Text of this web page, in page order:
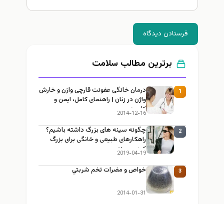
فرستادن دیدگاه
برترین مطالب سلامت
1
درمان خانگی عفونت قارچی واژن و خارش
واژن در زنان | راهنمای کامل، ایمن و
کاربردی
2014-12-16
2
چگونه سینه های بزرگ داشته باشیم؟
راهکارهای طبیعی و خانگی برای بزرگ
کردن سینه
2019-04-19
3 خواص و مضرات تخم شربتي
2014-01-31